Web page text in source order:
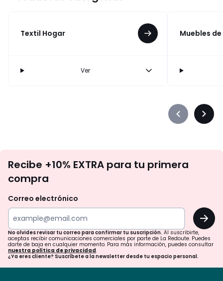
Textil Hogar
Ver
Muebles
Précédent
te
tu
para
confirmar
tu
suscripción.
Recibe +10% EXTRA para tu primera
compra
Correo electrónico
OK
No olvides revisar tu correo para confirmar tu suscripción. Al suscribirte,
aceptas recibir comunicaciones comerciales por parte de La Redoute. Puedes
darte de baja en cualquier momento. Para más información, puedes consultar
nuestra política de privacidad.
¿Ya eres cliente? Suscríbete a la newsletter desde tu espacio personal.